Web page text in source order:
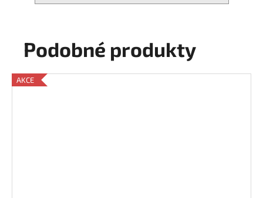
Podobné produkty
AKCE